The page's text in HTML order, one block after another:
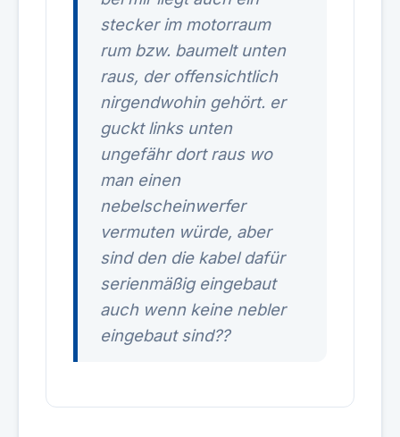
stecker im motorraum
rum bzw. baumelt unten
raus, der offensichtlich
nirgendwohin gehört. er
guckt links unten
ungefähr dort raus wo
man einen
nebelscheinwerfer
vermuten würde, aber
sind den die kabel dafür
serienmäßig eingebaut
auch wenn keine nebler
eingebaut sind??